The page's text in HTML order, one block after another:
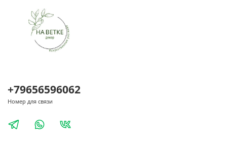
+79656596062
Номер для связи